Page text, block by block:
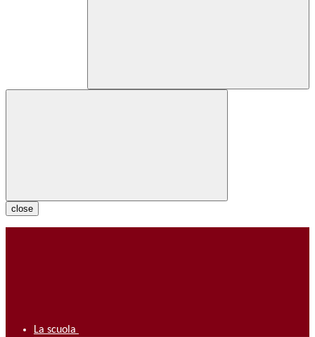
close
La scuola